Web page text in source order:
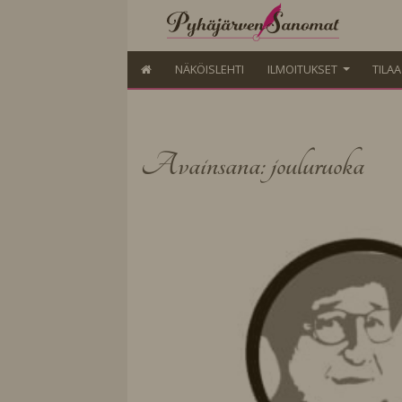
NÄKÖISLEHTI ILMOITUKSET
Avainsana: jouluruoka